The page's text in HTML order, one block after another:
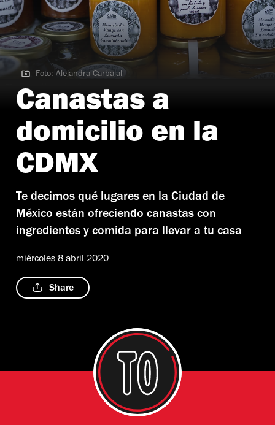
Foto: Alejandra Carbajal
Foto: Alejandra Carbajal
Canastas a
domicilio en la
CDMX
Te decimos qué lugares en la Ciudad de
México están ofreciendo canastas con
ingredientes y comida para llevar a tu casa
miércoles 8 abril 2020
Share